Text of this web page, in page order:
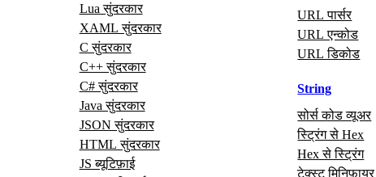
Lua सुंदरकार
XAML सुंदरकार
C सुंदरकार
C++ सुंदरकार
C# सुंदरकार
Java सुंदरकार
JSON सुंदरकार
HTML सुंदरकार
JS ब्यूटिफ़ाई
URL पार्सर
URL एन्कोड
URL डिकोड
String
सोर्स कोड व्यूअर
स्ट्रिंग से Hex
Hex से स्ट्रिंग
टेक्स्ट मिनिफ़ायर